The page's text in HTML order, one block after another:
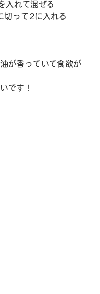
入れて混ぜる
切って2に入れる
が香っていて食欲が
です！